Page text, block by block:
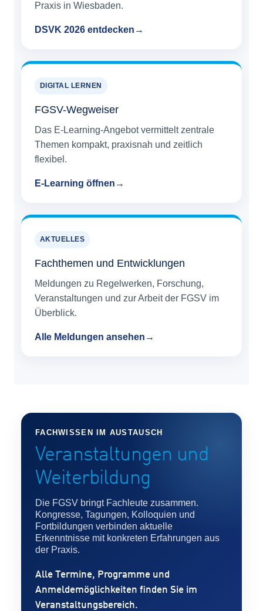
Praxis in Wiesbaden.
DSVK 2026 entdecken
DIGITAL LERNEN
FGSV-Wegweiser
Das E-Learning-Angebot vermittelt zentrale
Themen kompakt, praxisnah und zeitlich
flexibel.
E-Learning öffnen
AKTUELLES
Fachthemen und Entwicklungen
Meldungen zu Regelwerken, Forschung,
Veranstaltungen und zur Arbeit der FGSV im
Überblick.
Alle Meldungen ansehen
FACHWISSEN IM AUSTAUSCH
Veranstaltungen und
Weiterbildung
Die FGSV bringt Fachleute zusammen.
Kongresse, Tagungen, Kolloquien und
Fortbildungen verbinden aktuelle
Erkenntnisse mit konkreten Erfahrungen aus
der Praxis.
Alle Termine, Programme und
Anmeldemöglichkeiten finden Sie im
Veranstaltungsbereich.